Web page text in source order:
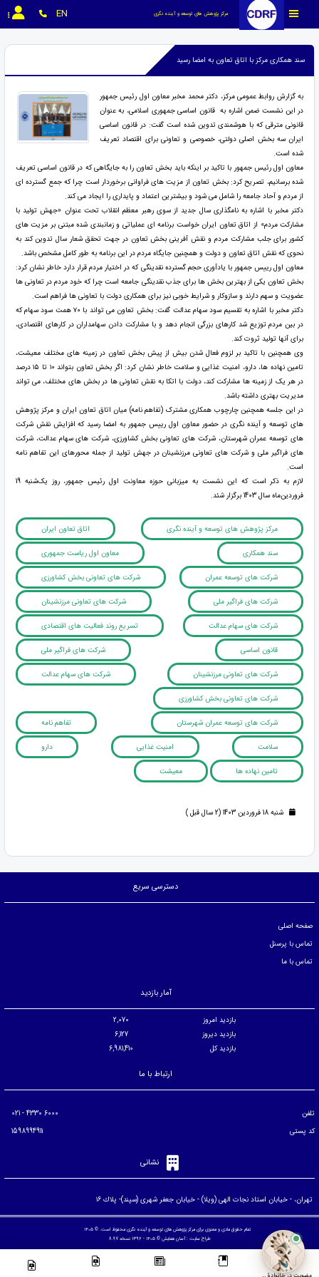
مرکز پژوهش های توسعه و آینده نگری EN
سند همکاری مرکز با اتاق تعاون به امضا رسید
به گزارش روابط عمومی مرکز، دکتر محمد مخبر معاون اول رئیس جمهور
در این نشست ضمن اشاره به قانون اساسی جمهوری اسلامی، به عنوان
قانونی مترقی که با هوشمندی تدوین شده است گفت: در قانون اساسی
ایران سه بخش اصلی دولتی، خصوصی و تعاونی برای اقتصاد تعریف
شده است.
معاون اول رئیس جمهور با تاکید بر اینکه باید بخش تعاون را به جایگاهی که در قانون اساسی تعریف
شده برسانیم، تصریح کرد: بخش تعاون از مزیت های فراوانی برخوردار است چرا که جمع گسترده ای
از مردم و آحاد جامعه را شامل می شود و بیشترین اعتماد و پایداری را ایجاد می کند.
دکتر مخبر با اشاره به نامگذاری سال جدید از سوی رهبر معظم انقلاب تحت عنوان «جهش تولید با
مشارکت مردم» از اتاق تعاون ایران خواست برنامه ای عملیاتی و زمانبندی شده مبتنی بر مزیت های
کشور برای جلب مشارکت مردم و نقش آفرینی بخش تعاون در جهت تحقق شعار سال تدوین کند به
نحوی که نقش اتاق تعاون و دولت و همچنین جایگاه مردم در این برنامه به طور کامل مشخص باشد.
معاون اول رییس جمهور با یادآوری حجم گسترده نقدینگی که در اختیار مردم قرار دارد خاطر نشان کرد:
بخش تعاون یکی از بهترین بخش ها برای جذب نقدینگی جامعه است چرا که خود مردم در تعاونی ها
عضویت و سهم دارند و سازوکار و شرایط خوبی نیز برای همکاری دولت با تعاونی ها فراهم است.
دکتر مخبر با اشاره به تقسیم سود سهام عدالت گفت: بخش تعاون می تواند با ۷۰ همت سود سهام که
در بین مردم توزیع شد کارهای بزرگی انجام دهد و با مشارکت دادن سهامداران در کارهای اقتصادی،
برای آنها تولید ثروت کند.
وی همچنین با تاکید بر لزوم فعال شدن بیش از پیش بخش تعاون در زمینه های مختلف معیشت،
تامین نهاده ها، دارو، امنیت غذایی و سلامت خاطر نشان کرد: اگر بخش تعاون بتواند ۱۰ تا ۱۵ درصد
در هر یک از زمینه ها مشارکت کند،‌ دولت با اتکا به نقش تعاونی ها در بخش های مختلف، می تواند
مدیریت بهتری داشته باشد.
در این جلسه همچنین چارچوب همکاری مشترک (تفاهم نامه) میان اتاق تعاون ایران و مرکز پژوهش
های توسعه و آینده نگری در حضور معاون اول رییس جمهور به امضا رسید که افزایش نقش شرکت
های توسعه عمران شهرستان، شرکت های تعاونی بخش کشاورزی، شرکت های سهام عدالت، شرکت
های فراگیر ملی و شرکت های تعاونی مرزنشینان در جهش تولید از جمله محورهای این تفاهم نامه
است.
لازم به ذکر است که این نشست به میزبانی حوزه معاونت اول رئیس جمهور، روز یک‌شنبه 19
فروردین‌ماه سال 1403 برگزار شئد.
مرکز پژوهش های توسعه و آینده نگری اتاق تعاون ایران
سند همکاری معاون اول ریاست جمهوری
شرکت های توسعه عمران شرکت های تعاونی بخش کشاورزی
شرکت های فراگیر ملی شرکت های تعاونی مرزنشینان
شرکت های سهام عدالت تسریع روند فعالیت های اقتصادی
قانون اساسی شرکت های فراگیر ملی
شرکت های تعاونی مرزنشینان شرکت های سهام عدالت
شرکت های تعاونی بخش کشاورزی
شرکت های توسعه عمران شهرستان تفاهم نامه
سلامت امنیت غذایی دارو
تامین نهاده ها معیشت
شنبه 18 فروردین 1403 (2 سال قبل )
دسترسی سریع
صفحه اصلی
تماس با پرسنل
تماس با ما
آمار بازدید
بازدید امروز
2,070
بازدید دیروز
6,127
بازدید کل
6,981,410
ارتباط با ما
تلفن
کد پستی
نشانی
تهران، - خيابان استاد نجات الهی (ويلا) - خيابان جعفر شهری (سپند)- پلاك ۱۶
تمام حقوق مادی و معنوی برای مرکز پژوهش های توسعه و آینده نگری محفوظ است. © ۱۴۰۵
طراح سایت :آسان همایش © ۱۴۰۵ - 1392 نسخه 8.97
عضویت در خانوادۀ مرکز